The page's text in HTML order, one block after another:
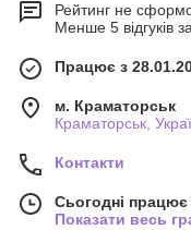
Рейтинг не
Менше 5 відгуків
Працює з
м. Краматорськ
Краматорськ,
Контакти
Сьогодні
Показати весь